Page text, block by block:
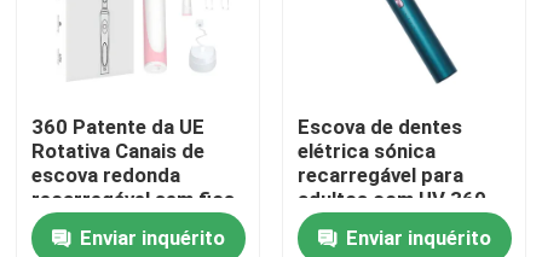
escova de dentes elétrica recarregável
Escova de dentes elétrica das crianças
360 Patente da UE
Rotativa Canais de
escova redonda
recarregável sem fios
Escova de dentes
elétricaEnviar inquérito
Escova de dentes
elétrica sónica
recarregável para
adultos com UV 360
Desinfecção Cup e 4
modosEnviar inquérito